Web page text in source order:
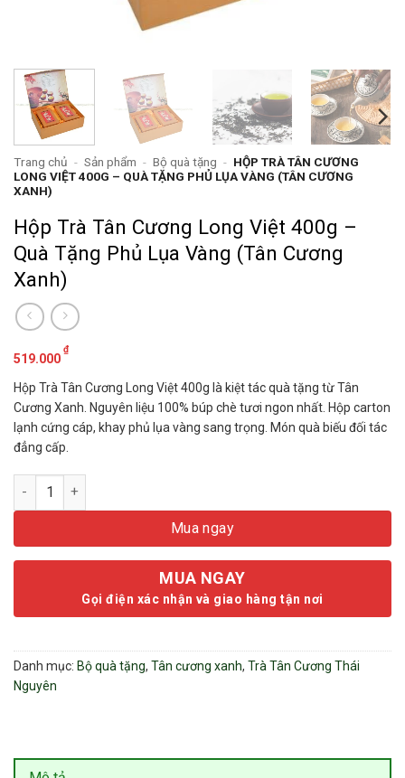
Trang chủ - Sản phẩm - Bộ quà tặng - HỘP TRÀ TÂN CƯƠNG
LONG VIỆT 400G – QUÀ TẶNG PHỦ LỤA VÀNG (TÂN CƯƠNG
XANH)
Hộp Trà Tân Cương Long Việt 400g –
Quà Tặng Phủ Lụa Vàng (Tân Cương
Xanh)
519.000
₫
Hộp Trà Tân Cương Long Việt 400g là kiệt tác quà tặng từ Tân
Cương Xanh. Nguyên liệu 100% búp chè tươi ngon nhất. Hộp carton
lạnh cứng cáp, khay phủ lụa vàng sang trọng. Món quà biếu đối tác
đẳng cấp.
Hộp Trà Tân Cương Long Việt 400g - Quà Tặng Phủ Lụa Vàng
Mua ngay
MUA NGAY
Gọi điện xác nhận và giao hàng tận nơi
Danh mục: Bộ quà tặng, Tân cương xanh, Trà Tân Cương Thái
Nguyên